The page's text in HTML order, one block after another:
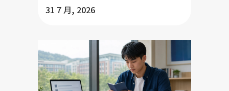
31 7 月, 2026